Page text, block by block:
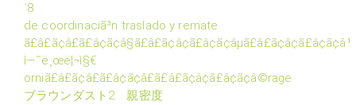
´8
de coordinaciã³n traslado y remate
ã£â£ã¢â£ã£â¢ã¢â§ã£â£ã¢â¢ã£â¢ã¢âµã£â£ã¢â¢ã£â¢ã¢â¹
ì—˜ë¸œë¦¬ì§€
orniã£â£ã¢â£ã£â¢ã¢â£ã£â£ã¢â¢ã£â¢ã¢â©rage
ブラウンダスト2 親密度